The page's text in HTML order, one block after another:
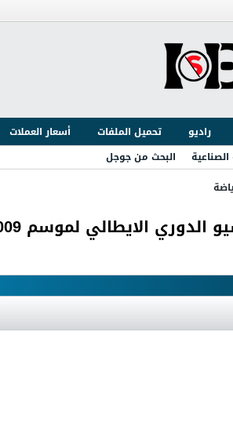
راديو تحميل الملفات أسعار العملات
البحث من جوجل
لموسم 2009-2010 الجولة (3)